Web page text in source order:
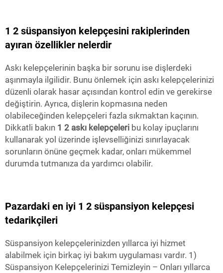
1 2 süspansiyon kelepçesini rakiplerinden
ayıran özellikler nelerdir
Askı kelepçelerinin başka bir sorunu ise dişlerdeki
aşınmayla ilgilidir. Bunu önlemek için askı kelepçelerinizi
düzenli olarak hasar açısından kontrol edin ve gerekirse
değiştirin. Ayrıca, dişlerin kopmasına neden
olabileceğinden kelepçeleri fazla sıkmaktan kaçının.
Dikkatli bakın 1 2 askı kelepçeleri bu kolay ipuçlarını
kullanarak yol üzerinde işlevselliğinizi sınırlayacak
sorunların önüne geçmek kadar, onları mükemmel
durumda tutmanıza da yardımcı olabilir.
Pazardaki en iyi 1 2 süspansiyon kelepçesi
tedarikçileri
Süspansiyon kelepçelerinizden yıllarca iyi hizmet
alabilmek için birkaç iyi bakım uygulaması vardır. 1)
Süspansiyon Kelepçelerinizi Temizleyin – Onları yıllarca